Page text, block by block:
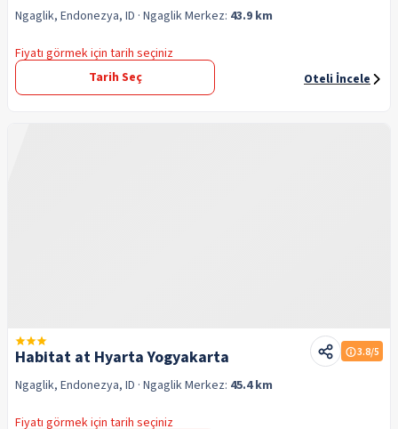
Ngaglik, Endonezya, ID · NgaglikMerkez: 43.9 km
Fiyatı görmek için tarih seçiniz
Tarih Seç
Oteli İncele
Habitat at Hyarta Yogyakarta 3.8/5
Ngaglik, Endonezya, ID · NgaglikMerkez: 45.4 km
Fiyatı görmek için tarih seçiniz